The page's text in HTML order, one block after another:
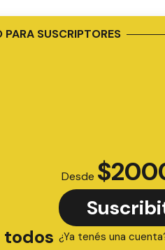
SUSCRIPTORES
Desde $
¿Ya tenés una